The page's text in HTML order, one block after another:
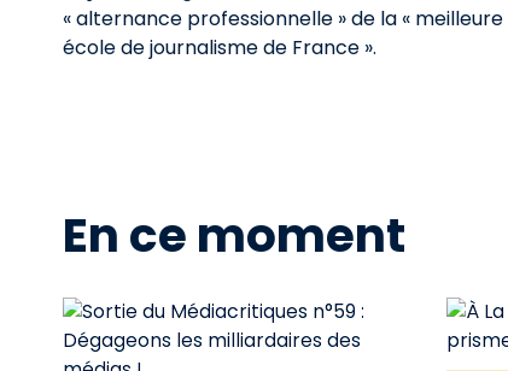
« alternance professionnelle » de la « meilleure
école de journalisme de France ».
En ce moment